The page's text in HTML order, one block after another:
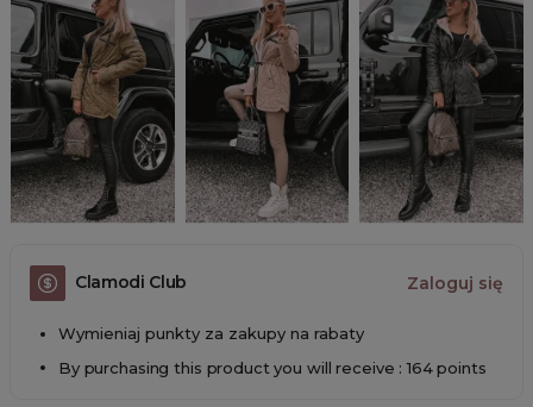
Clamodi Club Zaloguj się
Wymieniaj punkty za zakupy na rabaty
By purchasing this product you will receive : 164 points